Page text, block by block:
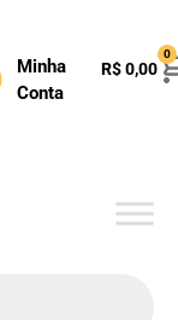
Minha
Conta
R$0,00
0